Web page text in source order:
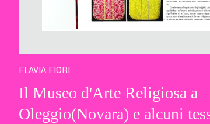
FLAVIA FIORI
Il Museo d'Arte Religiosa a
Oleggio(Novara) e alcuni